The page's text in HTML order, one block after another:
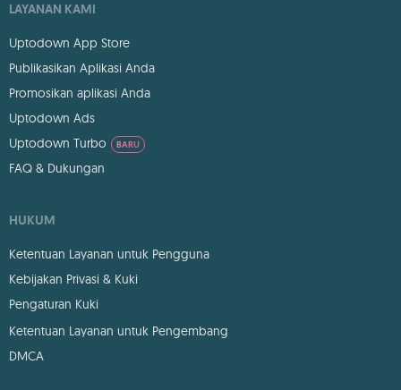
LAYANAN KAMI
Uptodown App Store
Publikasikan Aplikasi Anda
Promosikan aplikasi Anda
Uptodown Ads
Uptodown Turbo
BARU
FAQ & Dukungan
HUKUM
Ketentuan Layanan untuk Pengguna
Kebijakan Privasi & Kuki
Pengaturan Kuki
Ketentuan Layanan untuk Pengembang
DMCA